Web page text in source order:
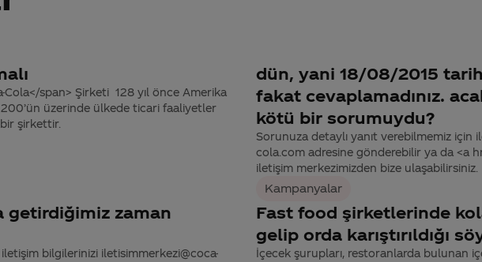
span> Şirketi 128 yıl önce Amerika
üzerinde ülkede ticari faaliyetler
şirkettir.
dün, yani 18/08/2015
fakat cevaplamadınız.
kötü bir sorumuydu?
Sorunuza detaylı yanıt verebilmemiz için
cola.com adresine gönderebilir ya da <a
iletişim merkezimizden bize ulaşabilirsiniz.
Kampanyalar
getirdiğimiz zaman
bilgilerinizi iletisimmerkezi@coca-
Fast food şirketlerinde
gelip orda karıştırıldığı
İçecek şurupları, restoranlarda bulunan